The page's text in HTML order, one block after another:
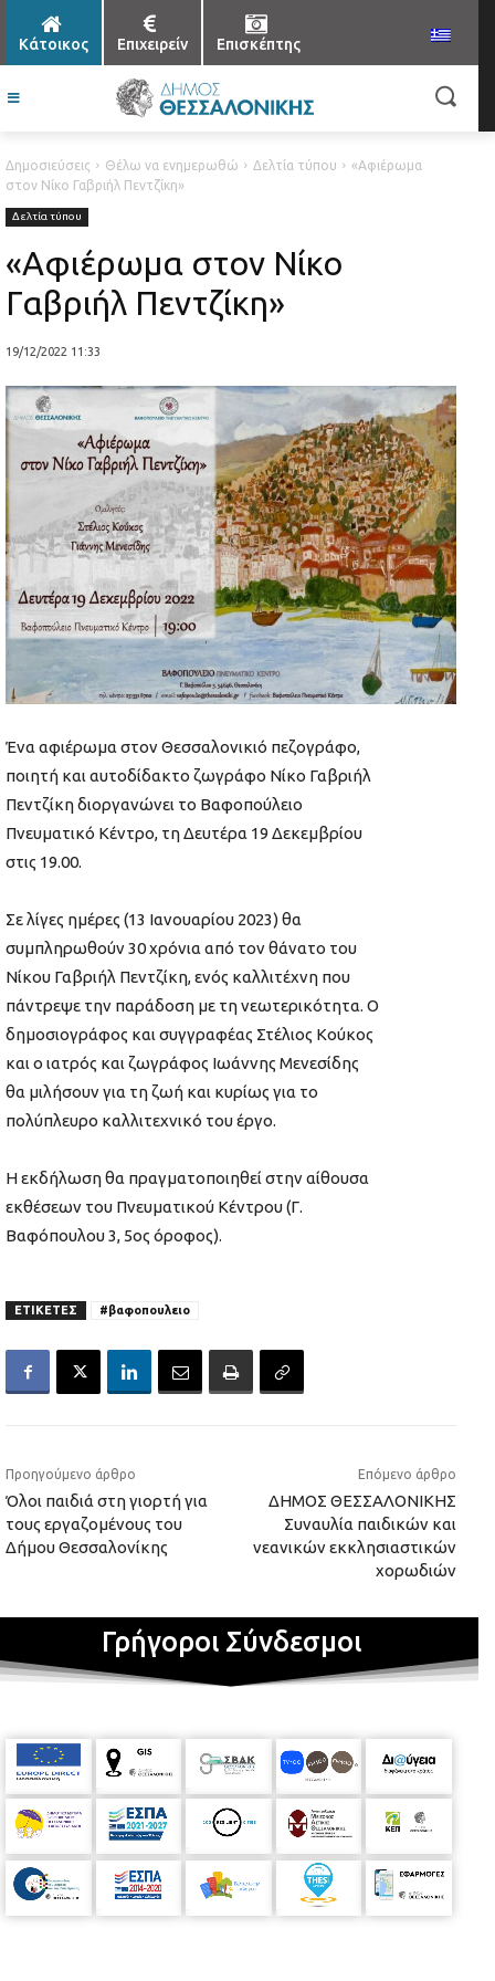
Κάτοικος Επιχειρείν Επισκέπτης
Δημοσιεύσεις Θέλω να ενημερωθώ Δελτία τύπου
«Αφιέρωμα
στον Νίκο Γαβριήλ Πεντζίκη»
Δελτία τύπου
«Αφιέρωμα στον Νίκο
Γαβριήλ Πεντζίκη»
19/12/2022 11:33
Ένα αφιέρωμα στον Θεσσαλονικιό πεζογράφο,
ποιητή και αυτοδίδακτο ζωγράφο Νίκο Γαβριήλ
Πεντζίκη διοργανώνει το Βαφοπούλειο
Πνευματικό Κέντρο, τη Δευτέρα 19 Δεκεμβρίου
στις 19.00.
Σε λίγες ημέρες (13 Ιανουαρίου 2023) θα
συμπληρωθούν 30 χρόνια από τον θάνατο του
Νίκου Γαβριήλ Πεντζίκη, ενός καλλιτέχνη που
πάντρεψε την παράδοση με τη νεωτερικότητα. Ο
δημοσιογράφος και συγγραφέας Στέλιος Κούκος
και ο ιατρός και ζωγράφος Ιωάννης Μενεσίδης
θα μιλήσουν για τη ζωή και κυρίως για το
πολύπλευρο καλλιτεχνικό του έργο.
Η εκδήλωση θα πραγματοποιηθεί στην αίθουσα
εκθέσεων του Πνευματικού Κέντρου (Γ.
Βαφόπουλου 3, 5ος όροφος).
ΕΤΙΚΕΤΕΣ #βαφοπουλειο
Προηγούμενο άρθρο
Όλοι παιδιά στη γιορτή για
τους εργαζομένους του
Δήμου Θεσσαλονίκης
Επόμενο άρθρο
ΔΗΜΟΣ ΘΕΣΣΑΛΟΝΙΚΗΣ
Συναυλία παιδικών και
νεανικών εκκλησιαστικών
χορωδιών
Γρήγοροι Σύνδεσμοι